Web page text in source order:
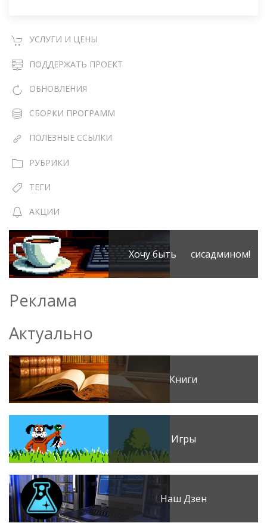
УСЛУГИ И ЦЕНЫ
ПОДДЕРЖАТЬ ПРОЕКТ
ОБНОВЛЕНИЯ
СБОРКИ ПРОГРАММ
ПОЛЕЗНЫЕ ССЫЛКИ
РУБРИКИ
ТЕГИ
АКЦИИ
Хочу быть сисадмином!
Реклама
Актуально
Книги
Игры
Наш Дзен